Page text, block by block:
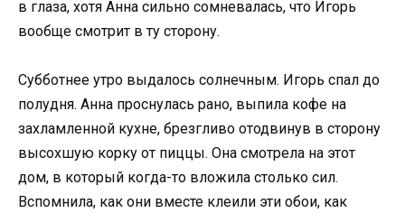
в глаза, хотя Анна сильно сомневалась, что Игорь
вообще смотрит в ту сторону.
Субботнее утро выдалось солнечным. Игорь спал до
полудня. Анна проснулась рано, выпила кофе на
захламленной кухне, брезгливо отодвинув в сторону
высохшую корку от пиццы. Она смотрела на этот
дом, в который когда-то вложила столько сил.
Вспомнила, как они вместе клеили эти обои, как